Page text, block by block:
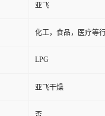
亚飞
化工，食品，医疗等
LPG
亚飞干燥